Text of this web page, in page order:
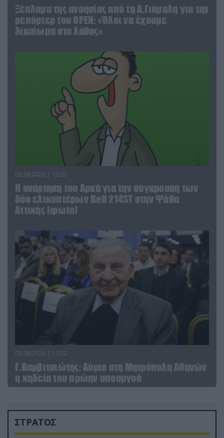
Ξέπλυμα της ανοησίας από τη Α.Γιάμαλη για την
ρεπόρτερ του ΟΡΕΝ: «Όλοι να έχουμε
δικαίωμα στο λάθος»
03.08.2026 | 12:02
Η ανάρτηση του Αρκά για την σύγκρουση των
δύο ελικοπτέρων Bell 214ST στην Ψάθα
Αττικής (φωτο)
03.08.2026 | 12:02
Γ.Βαρβιτσιώτης: Aύριο στη Μητρόπολη Αθηνών
η κηδεία του πρώην υπουργού
ΣΤΡΑΤΟΣ